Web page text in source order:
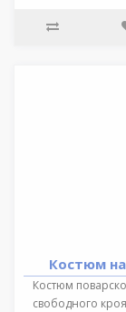
Костюм
Костюм
свободного